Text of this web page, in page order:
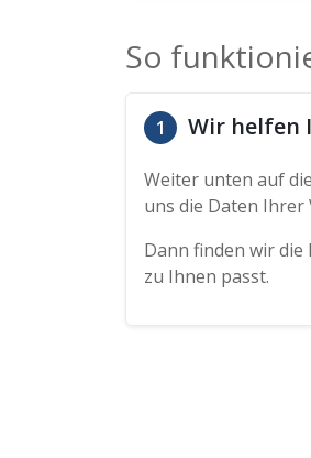
So
1 Wir helfen
Weiter unten auf
uns die Daten Ihrer
Dann finden wir die
zu Ihnen passt.